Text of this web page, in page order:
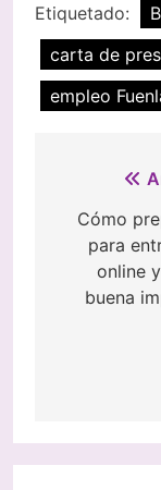
Etiquetado:
carta de
empleo
deCómo
para
online
buena